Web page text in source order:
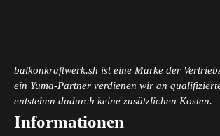
balkonkraftwerk.sh ist eine Marke der
ein Yuma-Partner verdienen wir an
entstehen dadurch keine zusätzlichen Kosten.
Informationen